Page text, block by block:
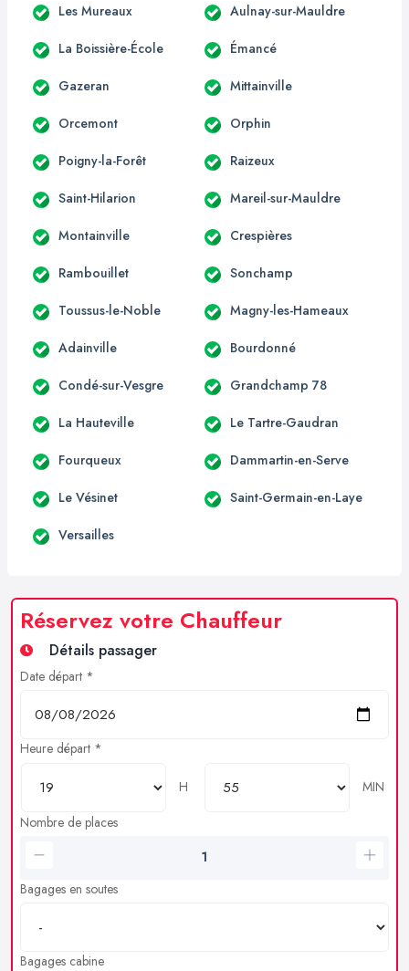
Les Mureaux Aulnay-sur-Mauldre
La Boissière-École Émancé
Gazeran Mittainville
Orcemont Orphin
Poigny-la-Forêt Raizeux
Saint-Hilarion Mareil-sur-Mauldre
Montainville Crespières
Rambouillet Sonchamp
Toussus-le-Noble Magny-les-Hameaux
Adainville Bourdonné
Condé-sur-Vesgre Grandchamp 78
La Hauteville Le Tartre-Gaudran
Fourqueux Dammartin-en-Serve
Le Vésinet Saint-Germain-en-Laye
Versailles
Réservez votre Chauffeur
Détails passager
Date départ *
Heure départ *
H
MIN
Nombre de places
Bagages en soutes
Bagages cabine